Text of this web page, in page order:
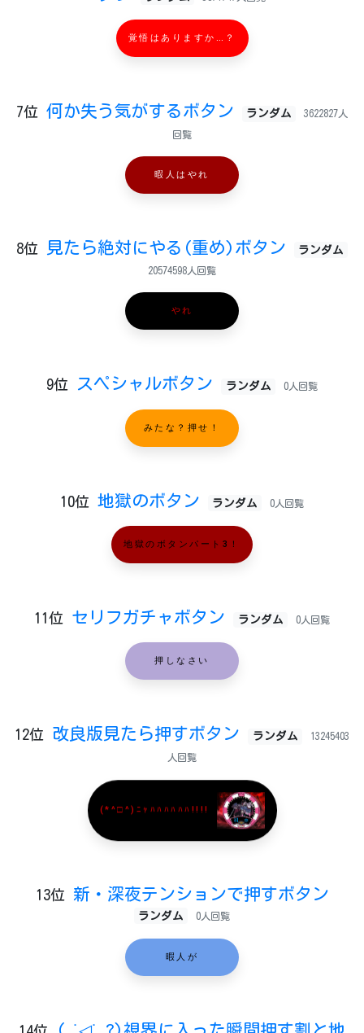
覚悟はありますか…？
7位 何か失う気がするボタン ランダム 3622827人
回覧
暇人はやれ
8位 見たら絶対にやる(重め)ボタン ランダム
20574598人回覧
やれ
9位 スペシャルボタン ランダム 0人回覧
みたな？押せ！
10位 地獄のボタン ランダム 0人回覧
地獄のボタンパート3！
11位 セリフガチャボタン ランダム 0人回覧
押しなさい
12位 改良版見たら押すボタン ランダム 13245403
人回覧
(*^□^)ﾆｬﾊﾊﾊﾊﾊﾊ!!!!
13位 新・深夜テンションで押すボタン
ランダム 0人回覧
暇人が